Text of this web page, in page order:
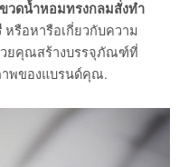
ขวดน้ำหอมทรงกลมสั่งทำ
หรือหารือเกี่ยวกับความ
วยคุณสร้างบรรจุภัณฑ์ที่
พของแบรนด์คุณ.